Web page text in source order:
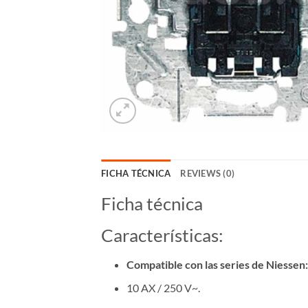
FICHA TÉCNICA REVIEWS (0)
Ficha técnica
Características:
Compatible con las series de
10 AX / 250 V~.